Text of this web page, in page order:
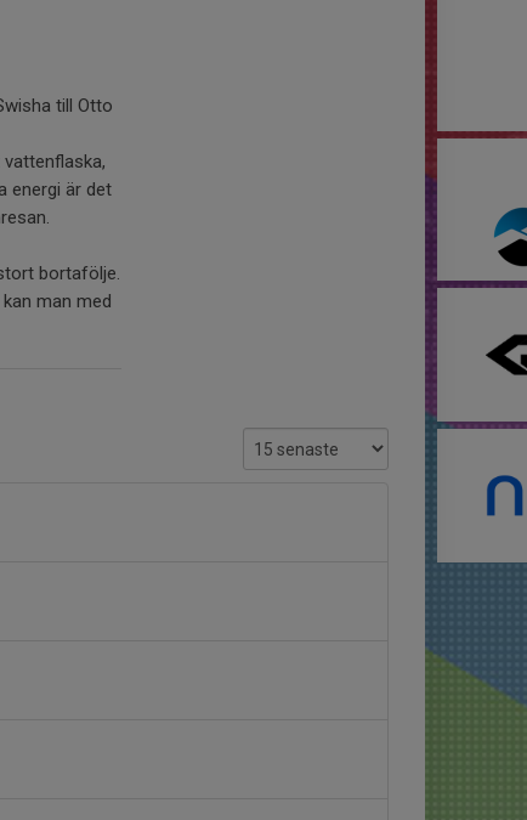
till Otto
energi är det
bortafölje.
man med